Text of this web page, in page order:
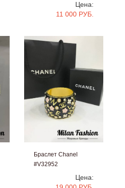
Цена:
11 000 РУБ.
Браслет Chanel
#V32952
Цена: